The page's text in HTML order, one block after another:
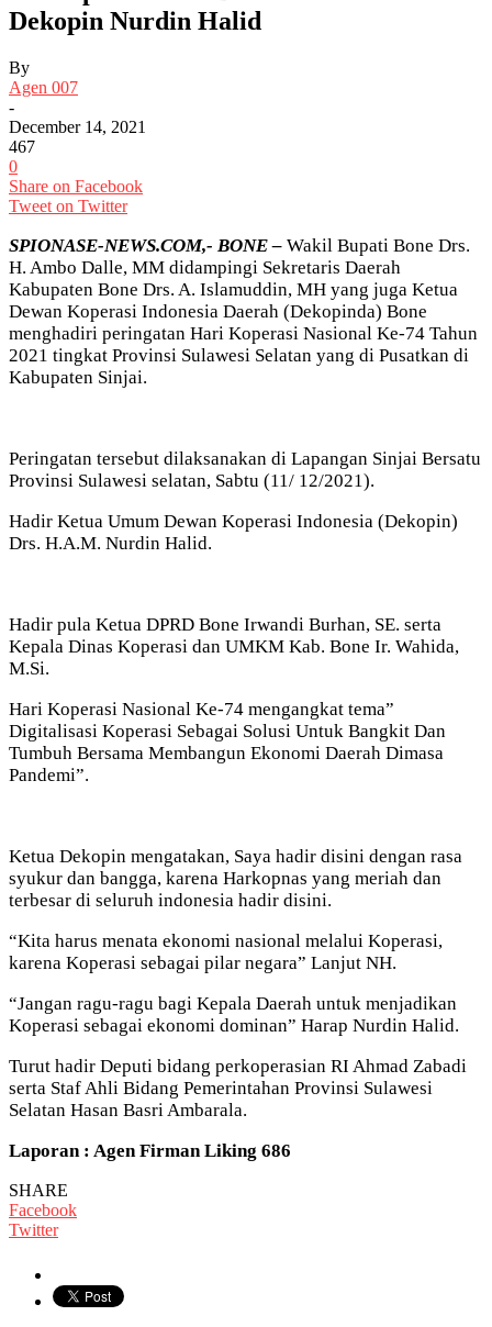
Dekopin Nurdin Halid
By
Agen 007
-
December 14, 2021
467
0
Share on Facebook
Tweet on Twitter
SPIONASE-NEWS.COM,- BONE – Wakil Bupati Bone Drs.
H. Ambo Dalle, MM didampingi Sekretaris Daerah
Kabupaten Bone Drs. A. Islamuddin, MH yang juga Ketua
Dewan Koperasi Indonesia Daerah (Dekopinda) Bone
menghadiri peringatan Hari Koperasi Nasional Ke-74 Tahun
2021 tingkat Provinsi Sulawesi Selatan yang di Pusatkan di
Kabupaten Sinjai.
Peringatan tersebut dilaksanakan di Lapangan Sinjai Bersatu
Provinsi Sulawesi selatan, Sabtu (11/ 12/2021).
Hadir Ketua Umum Dewan Koperasi Indonesia (Dekopin)
Drs. H.A.M. Nurdin Halid.
Hadir pula Ketua DPRD Bone Irwandi Burhan, SE. serta
Kepala Dinas Koperasi dan UMKM Kab. Bone Ir. Wahida,
M.Si.
Hari Koperasi Nasional Ke-74 mengangkat tema”
Digitalisasi Koperasi Sebagai Solusi Untuk Bangkit Dan
Tumbuh Bersama Membangun Ekonomi Daerah Dimasa
Pandemi”.
Ketua Dekopin mengatakan, Saya hadir disini dengan rasa
syukur dan bangga, karena Harkopnas yang meriah dan
terbesar di seluruh indonesia hadir disini.
“Kita harus menata ekonomi nasional melalui Koperasi,
karena Koperasi sebagai pilar negara” Lanjut NH.
“Jangan ragu-ragu bagi Kepala Daerah untuk menjadikan
Koperasi sebagai ekonomi dominan” Harap Nurdin Halid.
Turut hadir Deputi bidang perkoperasian RI Ahmad Zabadi
serta Staf Ahli Bidang Pemerintahan Provinsi Sulawesi
Selatan Hasan Basri Ambarala.
Laporan : Agen Firman Liking 686
SHARE
Facebook
Twitter